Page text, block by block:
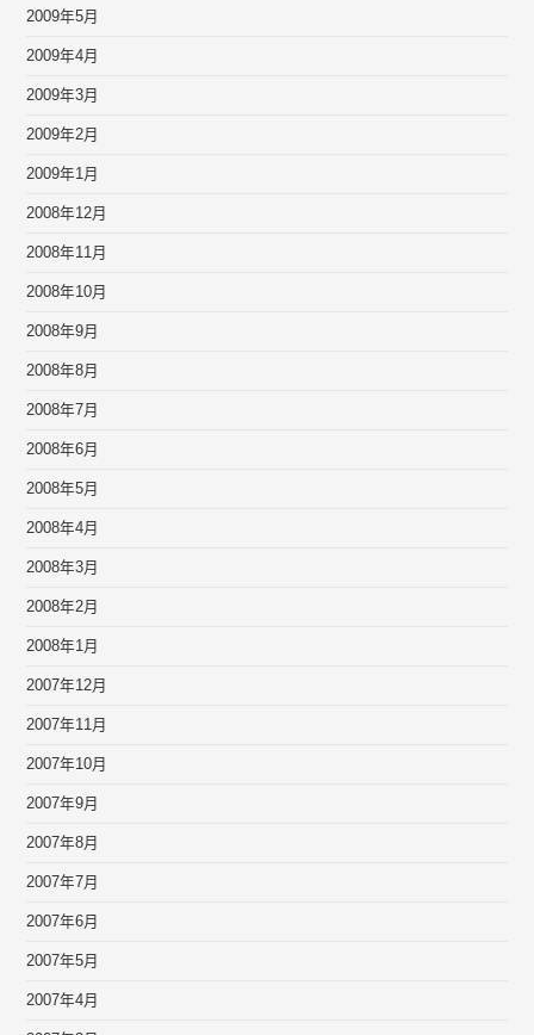
2009年5月
2009年4月
2009年3月
2009年2月
2009年1月
2008年12月
2008年11月
2008年10月
2008年9月
2008年8月
2008年7月
2008年6月
2008年5月
2008年4月
2008年3月
2008年2月
2008年1月
2007年12月
2007年11月
2007年10月
2007年9月
2007年8月
2007年7月
2007年6月
2007年5月
2007年4月